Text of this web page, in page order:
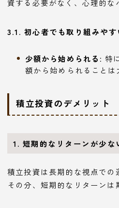
資する必要がなく、心理的な
3.1. 初心者でも取り組みやす
少額から始められる : 特
額から始められることは
積立投資のデメリット
1. 短期的なリターンが少な
積立投資は長期的な視点での
その分、短期的なリターンは